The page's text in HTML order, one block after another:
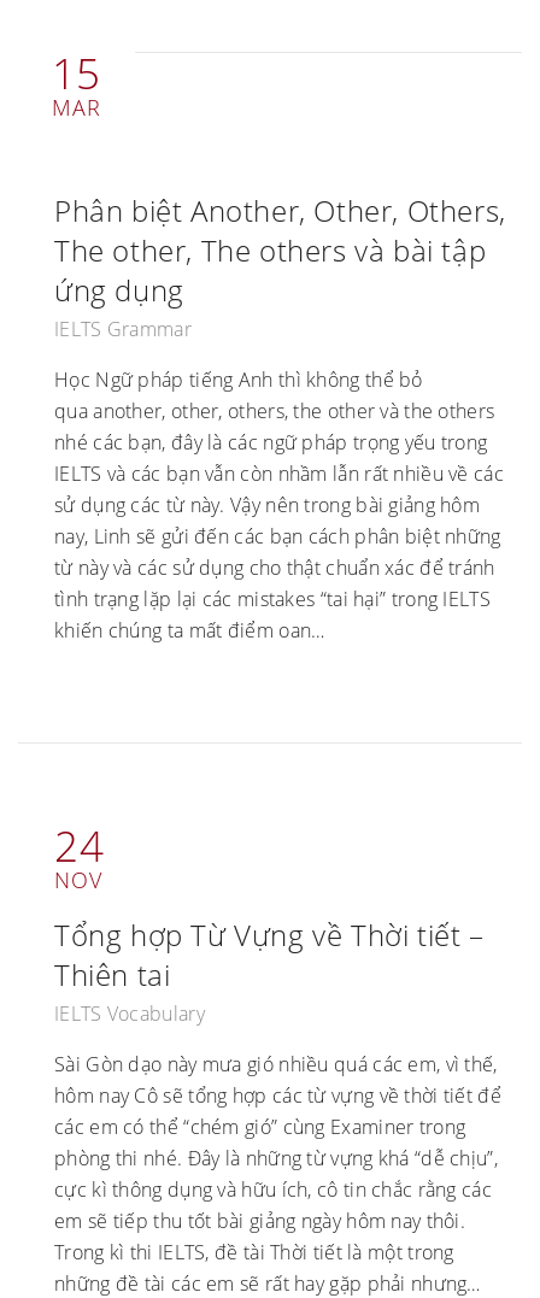
15
MAR
Phân biệt Another, Other, Others,
The other, The others và bài tập
ứng dụng
IELTS Grammar
Học Ngữ pháp tiếng Anh thì không thể bỏ
qua another, other, others, the other và the others
nhé các bạn, đây là các ngữ pháp trọng yếu trong
IELTS và các bạn vẫn còn nhầm lẫn rất nhiều về các
sử dụng các từ này. Vậy nên trong bài giảng hôm
nay, Linh sẽ gửi đến các bạn cách phân biệt những
từ này và các sử dụng cho thật chuẩn xác để tránh
tình trạng lặp lại các mistakes “tai hại” trong IELTS
khiến chúng ta mất điểm oan…
24
NOV
Tổng hợp Từ Vựng về Thời tiết –
Thiên tai
IELTS Vocabulary
Sài Gòn dạo này mưa gió nhiều quá các em, vì thế,
hôm nay Cô sẽ tổng hợp các từ vựng về thời tiết để
các em có thể “chém gió” cùng Examiner trong
phòng thi nhé. Đây là những từ vựng khá “dễ chịu”,
cực kì thông dụng và hữu ích, cô tin chắc rằng các
em sẽ tiếp thu tốt bài giảng ngày hôm nay thôi.
Trong kì thi IELTS, đề tài Thời tiết là một trong
những đề tài các em sẽ rất hay gặp phải nhưng…